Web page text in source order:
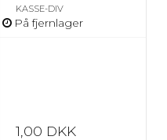
KASSE-DIV
På fjernlager
1,00 DKK